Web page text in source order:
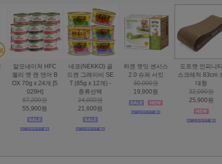
하겐 캣잇 센시스
2.0 슈퍼 서킷
30,000원
19,900원
도트캣 인피니티
스크래처 83cm 초
대형
32,000원
25,900원
스마트하트 골드
나인케어 캣 피부&
피모 6kg
60,000원
49,000원
도트캣 스크래처
집콕 TV
16,000원
12,900원